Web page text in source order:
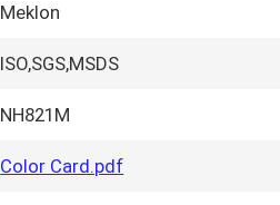
Meklon
ISO,SGS,MSDS
NH821M
Color Card.pdf